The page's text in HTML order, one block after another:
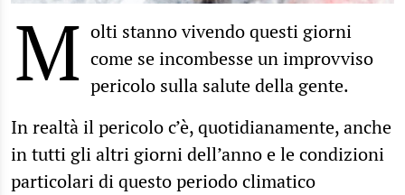
M olti stanno vivendo questi giorni
come se incombesse un improvviso
pericolo sulla salute della gente.
In realtà il pericolo c’è, quotidianamente, anche
in tutti gli altri giorni dell’anno e le condizioni
particolari di questo periodo climatico